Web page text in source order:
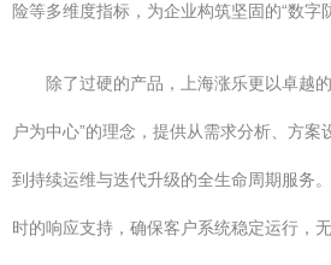
险等多维度指标，为企业构筑坚固的“数字
除了过硬的产品，上海涨乐更以卓越
户为中心”的理念，提供从需求分析、方案
到持续运维与迭代升级的全生命周期服务
时的响应支持，确保客户系统稳定运行，